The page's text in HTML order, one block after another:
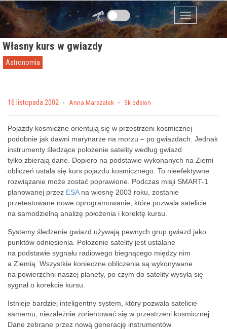
Przejdź do zawartości
Menu
Własny kurs w gwiazdy
Astronomia
Posted on
16 listopada 2002 by Anna Marszałek 5k odsłon
Pojazdy kosmiczne orientują się w przestrzeni kosmicznej
podobnie jak dawni marynarze na morzu – po gwiazdach. Jednak
instrumenty śledzące położenie satelity według gwiazd
tylko zbierają dane. Dopiero na podstawie wykonanych na Ziemi
obliczeń ustala się kurs pojazdu kosmicznego. To nieefektywne
rozwiązanie może zostać poprawione. Podczas misji SMART-1
planowanej przez ESAna wiosnę 2003 roku, zostanie
przetestowane nowe oprogramowanie, które pozwala satelicie
na samodzielną analizę położenia i korektę kursu.
Systemy śledzenie gwiazd używają pewnych grup gwiazd jako
punktów odniesienia. Położenie satelity jest ustalane
na podstawie sygnału radiowego biegnącego między nim
a Ziemią. Wszystkie konieczne obliczenia są wykonywane
na powierzchni naszej planety, po czym do satelity wysyła się
sygnał o korekcie kursu.
Istnieje bardziej inteligentny system, który pozwala satelicie
samemu, niezależnie zorientować się w przestrzeni kosmicznej.
Dane zebrane przez nową generację instrumentów